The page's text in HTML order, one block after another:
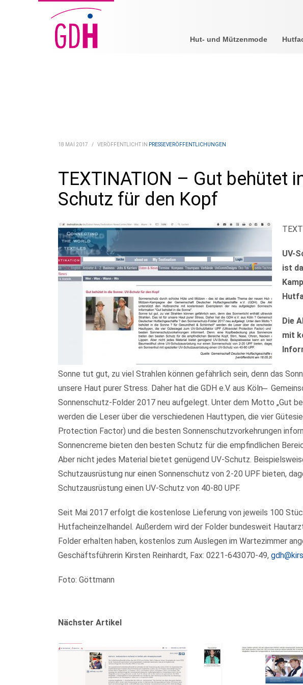
Hut- und Mützenmode
18 MAI 2017 / VERÖFFENTLICHT IN PRESSEVERÖFFENTLICHUNGEN
TEXTINATION – Gut behütet
Schutz für den Kopf
UV-
ist
Die
mit
Sonne tut gut, zu viel Strahlen können gefährlich sein, denn das
unsere Haut purer Stress. Daher hat die GDH e.V. aus Köln
Sonnenschutz-Folder 2017 neu aufgelegt. Unter dem Motto „Gut
werden die Leser über die verschiedenen Hauttypen, die vier
Protection Factor) und die besten Sonnenschutzvorkehrungen
Sonnencreme bieten den besten Schutz für die empfindlichen
Aber nicht jedes Material bietet genügend UV-Schutz.
Schutzausrüstung nur einen Sonnenschutz von 2-20 UPF bieten,
Schutzausrüstung einen UV-Schutz von 40-80 UPF.
Seit Mai 2017 erfolgt die kostenlose Lieferung von jeweils 100
Hutfacheinzelhandel. Außerdem wird der Folder bundesweit
Folder erhalten haben, kostenlos zum Auslegen im Wartezimmer
Geschäftsführerin Kirsten Reinhardt, Fax: 0221-643070-49,
Foto: Göttmann
Nächster Artikel